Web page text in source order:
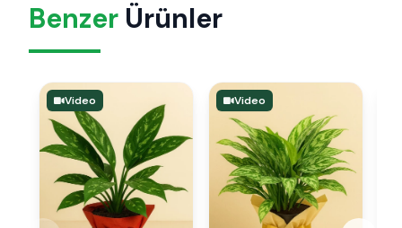
Benzer Ürünler
Video Video